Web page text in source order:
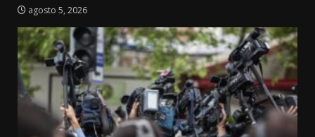
agosto 5, 2026